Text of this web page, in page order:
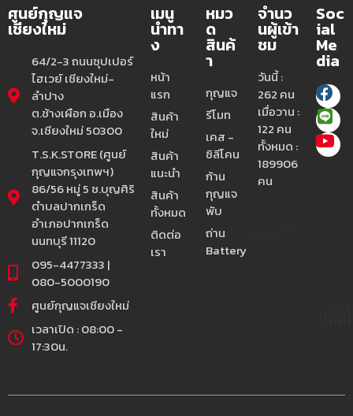
ศูนย์กุญแจ
เชียงใหม่
64/2-3 ถนนซุปเปอร์
ไฮเวย์ เชียงใหม่-
ลำปาง
ต.ช้างเผือก อ.เมือง
จ.เชียงใหม่ 50300
T.S.K.STORE (ศูนย์
กุญแจกรุงเทพฯ)
86/56 หมู่ 5 ซ.บุญศิริ
ตำบลปากเกร็ด
อำเภอปากเกร็ด
นนทบุรี 11120
095-4477333 |
080-5000190
ศูนย์กุญแจเชียงใหม่
เวลาเปิด : 08:00 -
17:30น.
เมนู
นำทา
ง
หน้า
แรก
สินค้า
ใหม่
สินค้า
แนะนำ
สินค้า
ทั้งหมด
ติดต่อ
เรา
หมว
ด
สินค้
า
กุญแจ
รีโมท
เคส -
ซิลีโคน
ก้าน
กุญแจ
พับ
ถ่าน
Battery
จำนว
นผู้เข้า
ชม
วันนี้ :
262 คน
เมื่อวาน :
122 คน
ทั้งหมด :
189906
คน
Soc
ial
Me
dia